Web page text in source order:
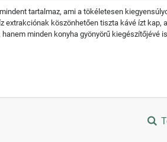
tartalmaz, ami a tökéletesen
extrakciónak köszönhetően tiszta kávé ízt
minden konyha gyönyörű kiegészítőjévé